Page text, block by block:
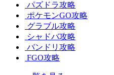
パズドラ攻略
ポケモンGO攻略
グラブル攻略
シャドバ攻略
バンドリ攻略
FGO攻略